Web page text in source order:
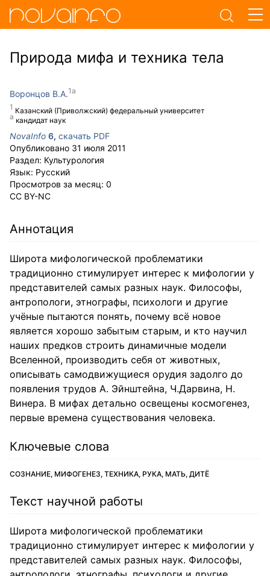
Природа мифа и техника тела
Воронцов В.А.
Казанский (Приволжский) федеральный университет
кандидат наук
NovaInfo 6, скачать PDF
Опубликовано 31 июля 2011
Раздел: Культурология
Язык: Русский
Просмотров за месяц: 0
CC BY-NC
Аннотация
Широта мифологической проблематики
традиционно стимулирует интерес к мифологии у
представителей самых разных наук. Философы,
антропологи, этнографы, психологи и другие
учёные пытаются понять, почему всё новое
является хорошо забытым старым, и кто научил
наших предков строить динамичные модели
Вселенной, производить себя от животных,
описывать самодвижущиеся орудия задолго до
появления трудов А. Эйнштейна, Ч.Дарвина, Н.
Винера. В мифах детально освещены космогенез,
первые времена существования человека.
Ключевые слова
СОЗНАНИЕ, МИФОГЕНЕЗ, ТЕХНИКА, РУКА, МАТЬ, ДИТЁ
Текст научной работы
Широта мифологической проблематики
традиционно стимулирует интерес к мифологии у
представителей самых разных наук. Философы,